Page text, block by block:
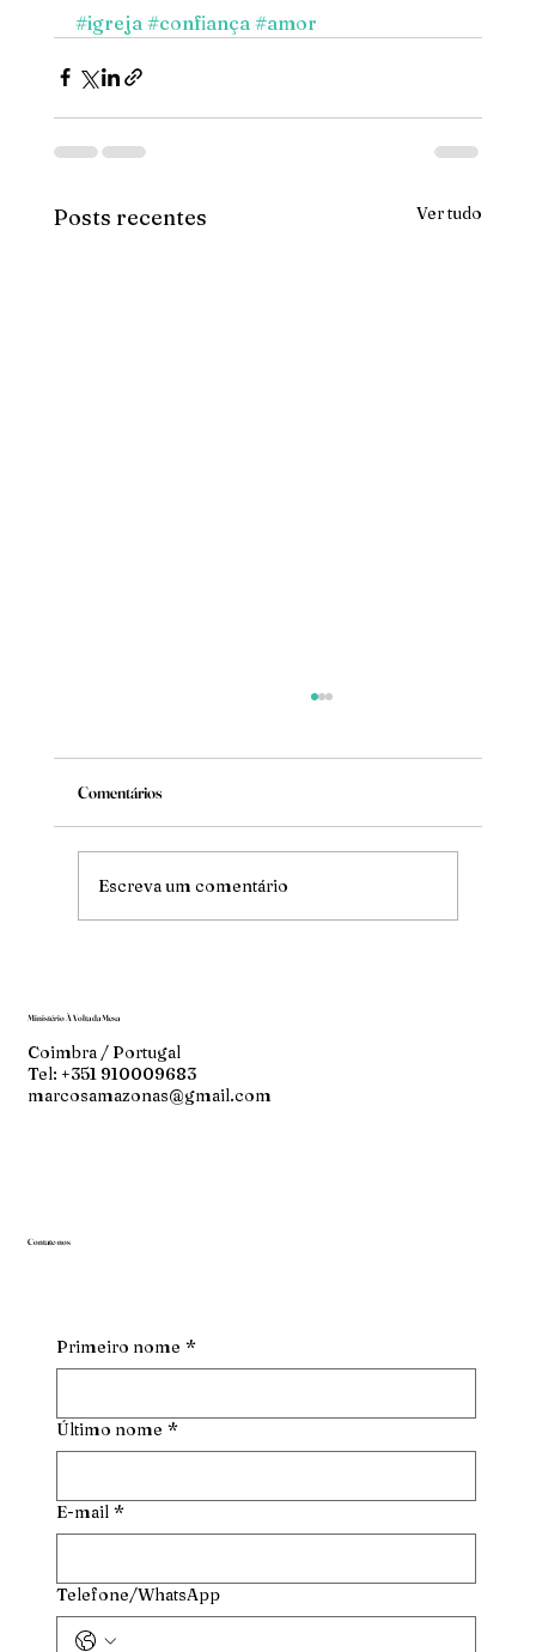
#igreja #confiança #amor
Posts recentes Ver tudo
Mude
Comentários
Escreva um comentário
Ministério À Volta da Mesa
Coimbra / Portugal
Tel: +351 910009683
marcosamazonas@gmail.com
Contate-nos
Primeiro nome *
Último nome *
E-mail *
Telefone/WhatsApp